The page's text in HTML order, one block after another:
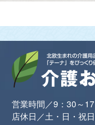
営業時間／9：30～
店休日／土・日・祝